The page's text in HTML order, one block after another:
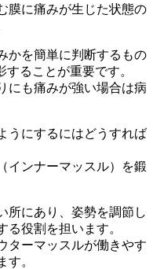
膜に痛みが生じた状態の
かを簡単に判断するもの
ることが重要です。
にも痛みが強い場合は病
うにするにはどうすれば
インナーマッスル）を鍛
所にあり、姿勢を調節し
る役割を担います。
ターマッスルが働きやす
す。